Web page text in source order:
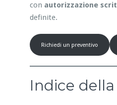
con autorizzazione
definite.
Richiedi un preventivo
Indice